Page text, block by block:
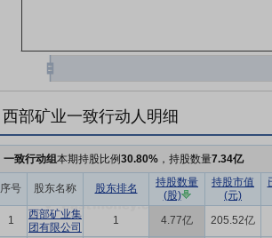
西部矿业一致行动人明细
一致行动组本期持股比例30.80% ，持股数量7.34亿
序号 股东名称 股东排名
持股数量
(股)
持股市值
(元)
1
西部矿业集
团有限公司
1 4.77亿 205.52亿